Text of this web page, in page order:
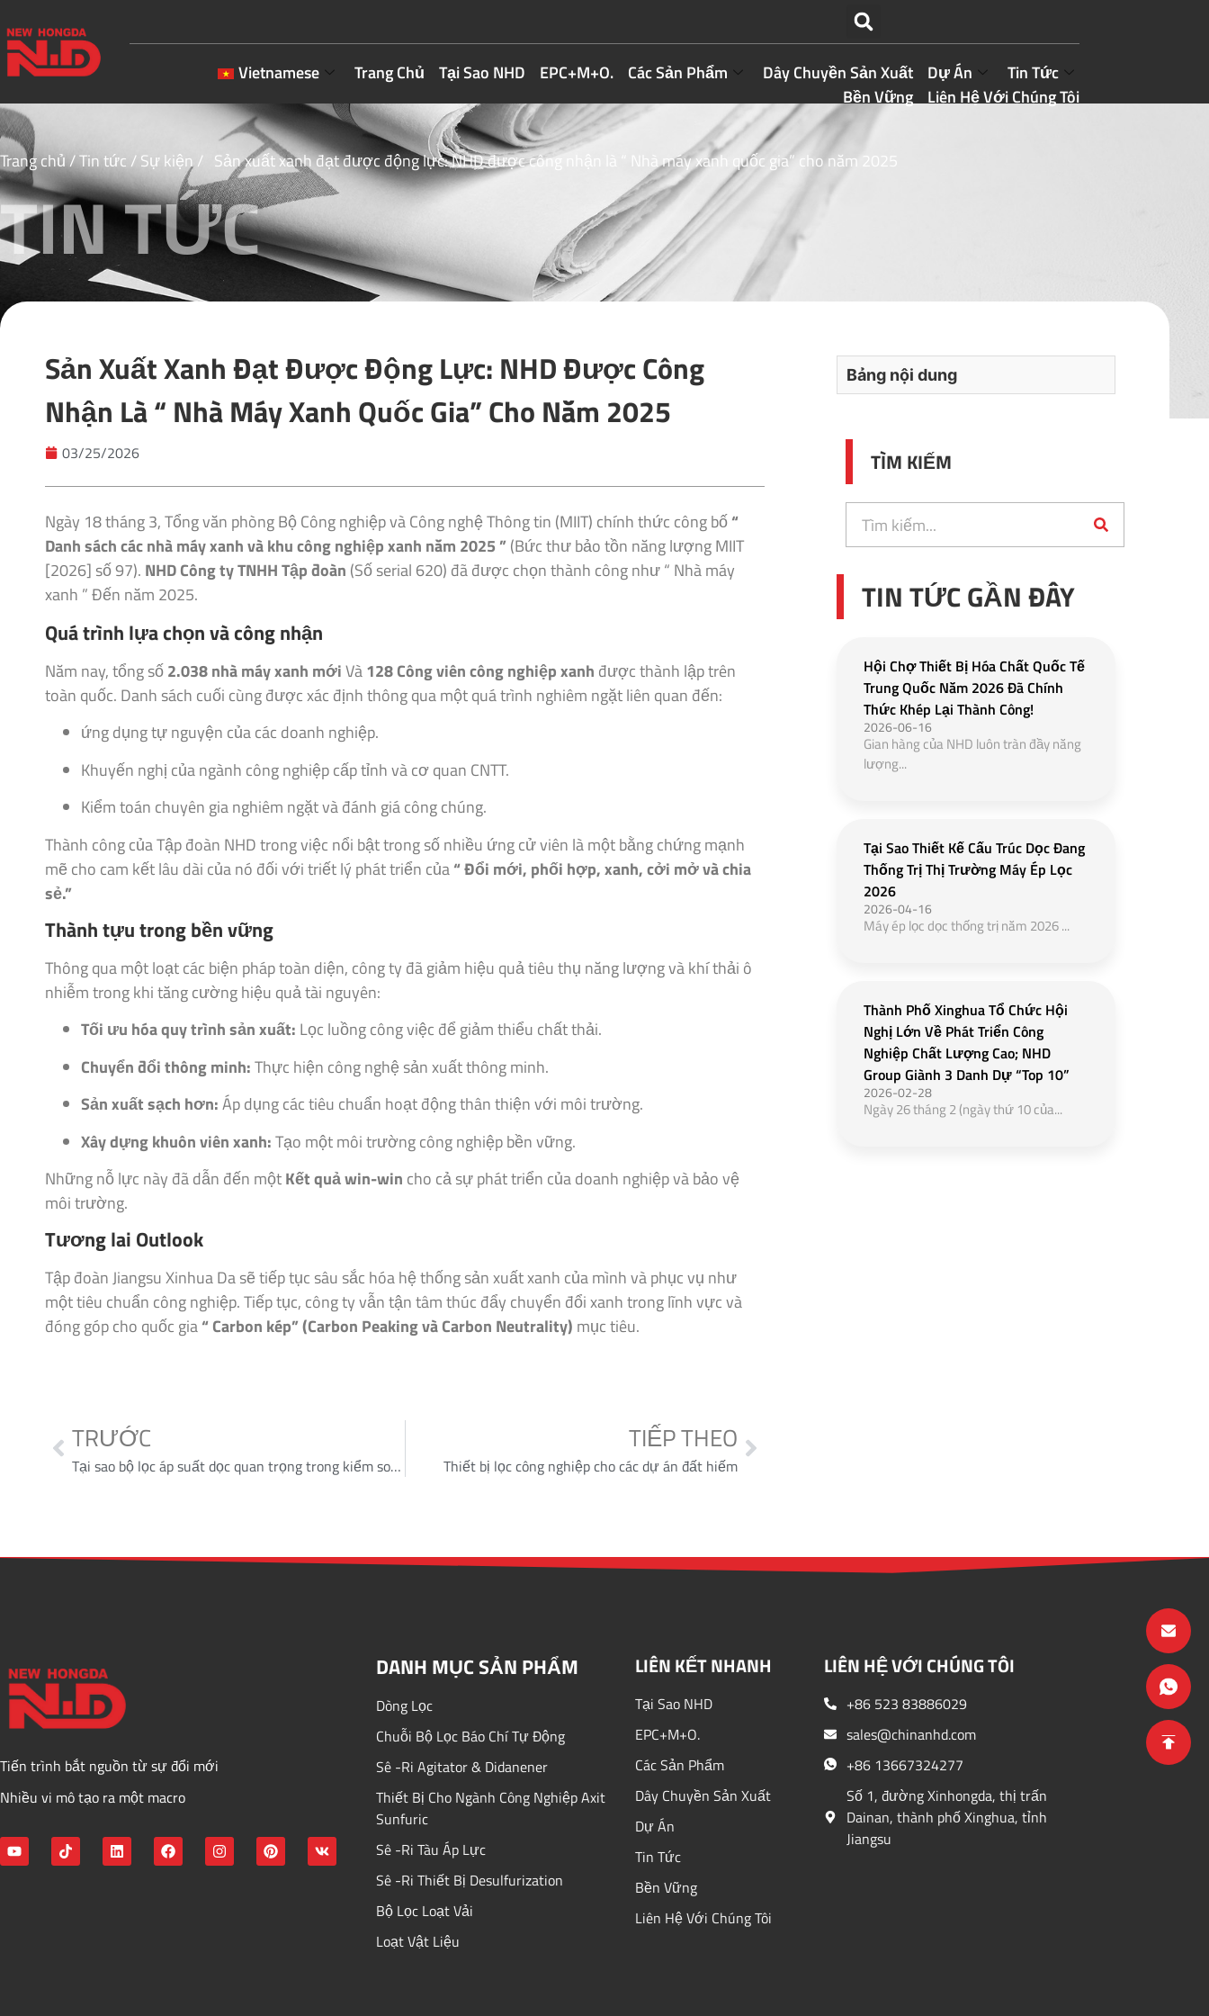
Vietnamese Trang Chủ Tại Sao NHD EPC+M+O. Các Sản Phẩm Dây Chuyền Sản Xuất Dự Án
Tin Tức
Bền Vững
Liên Hệ Với Chúng Tôi
Trang chủ/Tin tức /Sự kiện/ Sản xuất xanh đạt được động lực: NHD được công nhận là “ Nhà máy xanh quốc gia” cho năm 2025
TIN TỨC
Sản Xuất Xanh Đạt Được Động Lực: NHD Được Công
Nhận Là “ Nhà Máy Xanh Quốc Gia” Cho Năm 2025
03/25/2026
Ngày 18 tháng 3, Tổng văn phòng Bộ Công nghiệp và Công nghệ Thông tin (MIIT) chính thức công bố“
Danh sách các nhà máy xanh và khu công nghiệp xanh năm 2025 ” (Bức thư bảo tồn năng lượng MIIT
[2026] số 97). NHDCông ty TNHH Tập đoàn (Số serial 620) đã được chọn thành công như “ Nhà máy
xanh ” Đến năm 2025.
Quá trình lựa chọn và công nhận
Năm nay, tổng số2.038 nhà máy xanh mớiVà128 Công viên công nghiệp xanh được thành lập trên
toàn quốc. Danh sách cuối cùng được xác định thông qua một quá trình nghiêm ngặt liên quan đến:
ứng dụng tự nguyện của các doanh nghiệp.
Khuyến nghị của ngành công nghiệp cấp tỉnh và cơ quan CNTT.
Kiểm toán chuyên gia nghiêm ngặt và đánh giá công chúng.
Thành công của Tập đoàn NHD trong việc nổi bật trong số nhiều ứng cử viên là một bằng chứng mạnh
mẽ cho cam kết lâu dài của nó đối với triết lý phát triển của“ Đổi mới, phối hợp, xanh, cởi mở và chia
sẻ.”
Thành tựu trong bền vững
Thông qua một loạt các biện pháp toàn diện, công ty đã giảm hiệu quả tiêu thụ năng lượng và khí thải ô
nhiễm trong khi tăng cường hiệu quả tài nguyên:
Tối ưu hóa quy trình sản xuất: Lọc luồng công việc để giảm thiểu chất thải.
Chuyển đổi thông minh:Thực hiện công nghệ sản xuất thông minh.
Sản xuất sạch hơn:Áp dụng các tiêu chuẩn hoạt động thân thiện với môi trường.
Xây dựng khuôn viên xanh:Tạo một môi trường công nghiệp bền vững.
Những nỗ lực này đã dẫn đến mộtKết quả win-win cho cả sự phát triển của doanh nghiệp và bảo vệ
môi trường.
Tương lai Outlook
Tập đoàn Jiangsu Xinhua Da sẽ tiếp tục sâu sắc hóa hệ thống sản xuất xanh của mình và phục vụ như
một tiêu chuẩn công nghiệp. Tiếp tục, công ty vẫn tận tâm thúc đẩy chuyển đổi xanh trong lĩnh vực và
đóng góp cho quốc gia“ Carbon kép” (Carbon Peaking và Carbon Neutrality) mục tiêu.
TRƯỚC
Tại sao bộ lọc áp suất dọc quan trọng trong kiểm soát rác thải hiện đại
TIẾP THEO
Thiết bị lọc công nghiệp cho các dự án đất hiếm
Bảng nội dung
TÌM KIẾM
TIN TỨC GẦN ĐÂY
Hội Chợ Thiết Bị Hóa Chất Quốc Tế
Trung Quốc Năm 2026 Đã Chính
Thức Khép Lại Thành Công!
2026-06-16
Gian hàng của NHD luôn tràn đầy năng
lượng...
Tại Sao Thiết Kế Cấu Trúc Dọc Đang
Thống Trị Thị Trường Máy Ép Lọc
2026
2026-04-16
Máy ép lọc dọc thống trị năm 2026 ...
Thành Phố Xinghua Tổ Chức Hội
Nghị Lớn Về Phát Triển Công
Nghiệp Chất Lượng Cao; NHD
Group Giành 3 Danh Dự “Top 10”
2026-02-28
Ngày 26 tháng 2 (ngày thứ 10 của...
Tiến trình bắt nguồn từ sự đổi mới
Nhiều vi mô tạo ra một macro
DANH MỤC SẢN PHẨM
Dòng Lọc
Chuỗi Bộ Lọc Báo Chí Tự Động
Sê -ri Agitator & Didanener
Thiết Bị Cho Ngành Công Nghiệp Axit
Sunfuric
Sê -ri Tàu Áp Lực
Sê -ri Thiết Bị Desulfurization
Bộ Lọc Loạt Vải
Loạt Vật Liệu
LIÊN KẾT NHANH
Tại Sao NHD
EPC+M+O.
Các Sản Phẩm
Dây Chuyền Sản Xuất
Dự Án
Tin Tức
Bền Vững
Liên Hệ Với Chúng Tôi
LIÊN HỆ VỚI CHÚNG TÔI
+86 523 83886029
sales@chinanhd.com
+86 13667324277
Số 1, đường Xinhongda, thị trấn
Dainan, thành phố Xinghua, tỉnh
Jiangsu